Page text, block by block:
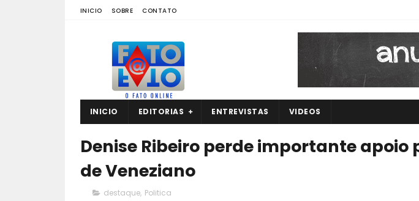
INICIO SOBRE CONTATO
INICIO EDITORIAS ENTREVISTAS VIDEOS
Denise Ribeiro perde importante apoio
de Veneziano
destaque, Politica